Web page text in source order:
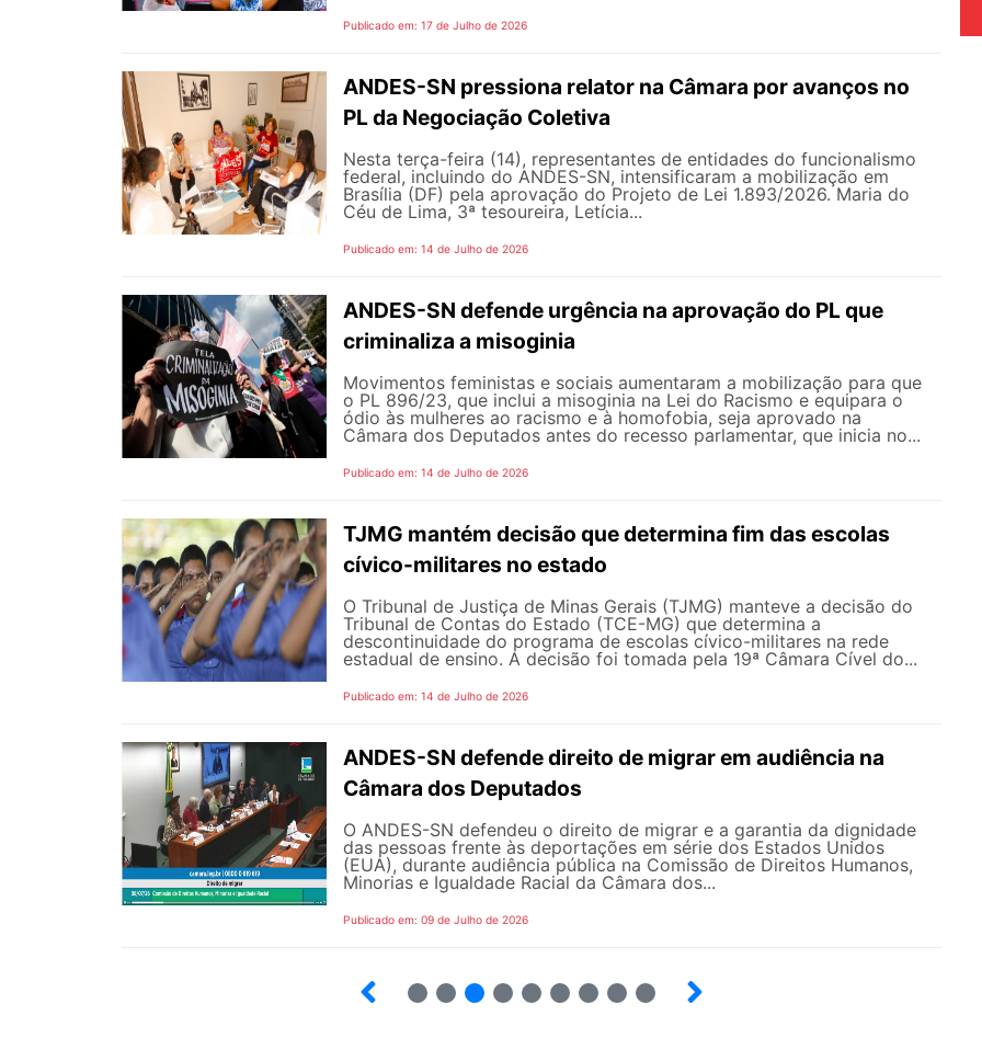
Publicado em: 17 de Julho de 2026
ANDES-SN pressiona relator na Câmara por avanços no
PL da Negociação Coletiva
Nesta terça-feira (14), representantes de entidades do funcionalismo
federal, incluindo do ANDES-SN, intensificaram a mobilização em
Brasília (DF) pela aprovação do Projeto de Lei 1.893/2026. Maria do
Céu de Lima, 3ª tesoureira, Letícia...
Publicado em: 14 de Julho de 2026
ANDES-SN defende urgência na aprovação do PL que
criminaliza a misoginia
Movimentos feministas e sociais aumentaram a mobilização para que
o PL 896/23, que inclui a misoginia na Lei do Racismo e equipara o
ódio às mulheres ao racismo e à homofobia, seja aprovado na
Câmara dos Deputados antes do recesso parlamentar, que inicia no...
Publicado em: 14 de Julho de 2026
TJMG mantém decisão que determina fim das escolas
cívico-militares no estado
O Tribunal de Justiça de Minas Gerais (TJMG) manteve a decisão do
Tribunal de Contas do Estado (TCE-MG) que determina a
descontinuidade do programa de escolas cívico-militares na rede
estadual de ensino. A decisão foi tomada pela 19ª Câmara Cível do...
Publicado em: 14 de Julho de 2026
ANDES-SN defende direito de migrar em audiência na
Câmara dos Deputados
O ANDES-SN defendeu o direito de migrar e a garantia da dignidade
das pessoas frente às deportações em série dos Estados Unidos
(EUA), durante audiência pública na Comissão de Direitos Humanos,
Minorias e Igualdade Racial da Câmara dos...
Publicado em: 09 de Julho de 2026